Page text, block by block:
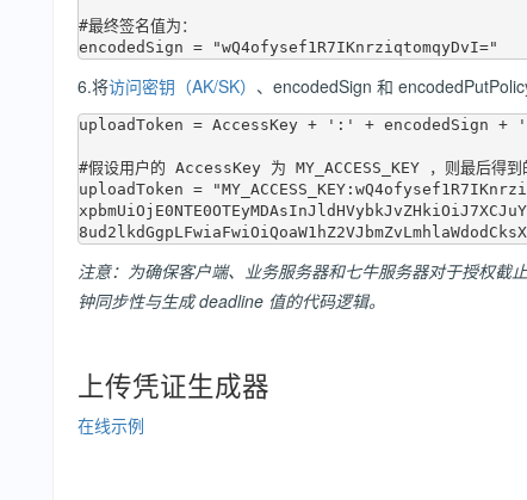
#最终签名值为：
6.将访问密钥（AK/SK） 、encodedSign 和
uploadToken = AccessKey + ':' + encodedSign
#假设用户的 AccessKey 为 MY_ACCESS_KEY ，则最后得到
uploadToken =
注意：为确保客户端、业务服务器和七牛服务器对于授权截
钟同步性与生成 deadline 值的代码逻辑。
上传凭证生成器
在线示例